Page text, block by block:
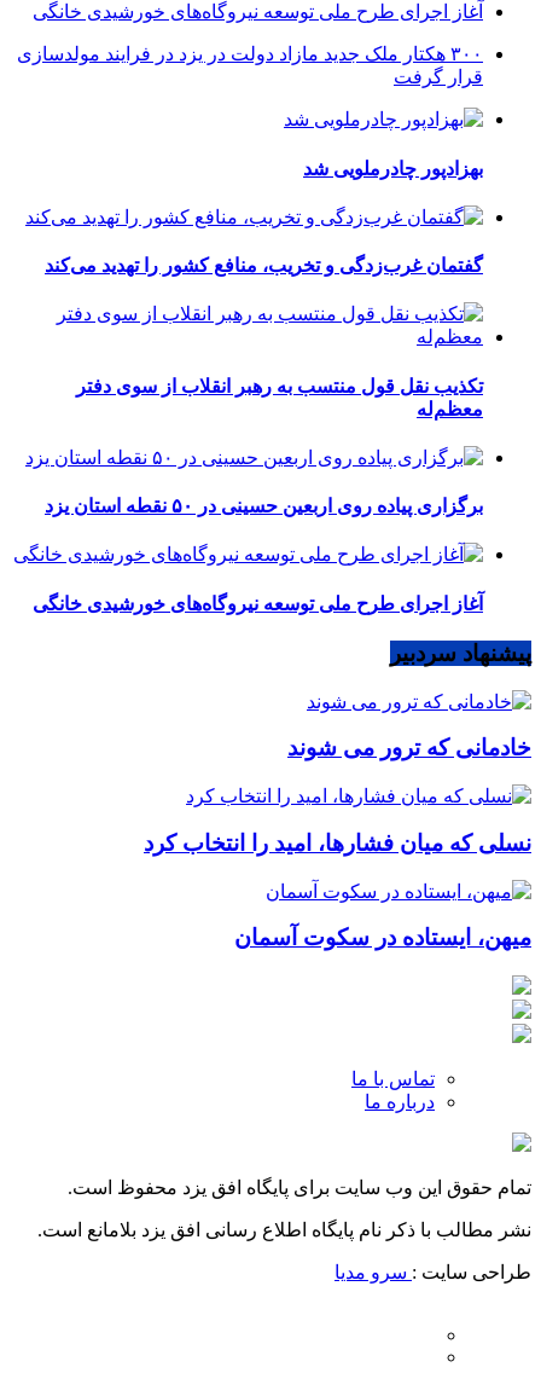
آغاز اجرای طرح ملی توسعه نیروگاه‌های خورشیدی خانگی
۳۰۰ هکتار ملک جدید مازاد دولت در یزد در فرایند مولدسازی
قرار گرفت
بهزادپور چادرملویی شد
گفتمان غرب‌زدگی و تخریب، منافع کشور را تهدید می‌کند
تکذیب نقل قول منتسب به رهبر انقلاب از سوی دفتر
معظم‌له
برگزاری پیاده روی اربعین حسینی در ۵۰ نقطه استان یزد
آغاز اجرای طرح ملی توسعه نیروگاه‌های خورشیدی خانگی
پیشنهاد سردبیر
خادمانی که ترور می شوند
نسلی که میان فشارها، امید را انتخاب کرد
میهن، ایستاده در سکوت آسمان
تماس با ما
درباره ما
تمام حقوق این وب سایت برای پایگاه افق یزد محفوظ است.
نشر مطالب با ذکر نام پایگاه اطلاع رسانی افق یزد بلامانع است.
طراحی سایت : سرو مدیا